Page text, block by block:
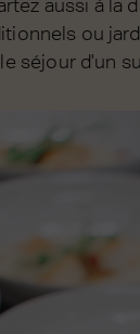
aussi à la
ou
séjour d'un